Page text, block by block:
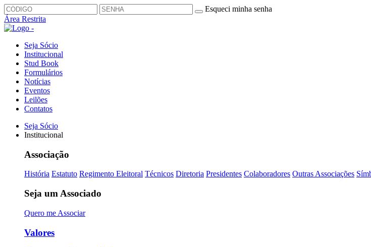
Esqueci minha senha
Área Restrita
Seja Sócio
Institucional
Stud Book
Formulários
Notícias
Eventos
Leilões
Contatos
Seja Sócio
Institucional
Associação
História Estatuto Regimento Eleitoral Técnicos Diretoria Presidentes Colaboradores Outras Associações
Seja um Associado
Quero me Associar
Valores